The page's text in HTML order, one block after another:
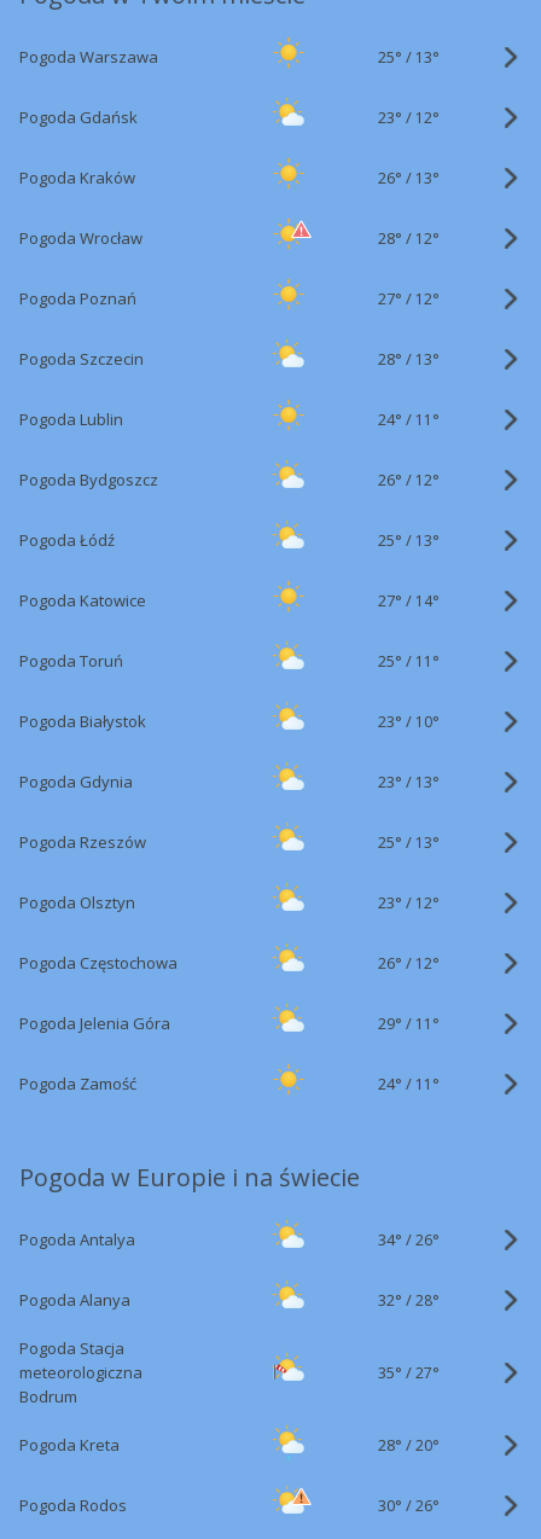
Pogoda Warszawa 25° / 13°
Pogoda Gdańsk 23° / 12°
Pogoda Kraków 26° / 13°
Pogoda Wrocław 28° / 12°
Pogoda Poznań 27° / 12°
Pogoda Szczecin 28° / 13°
Pogoda Lublin 24° / 11°
Pogoda Bydgoszcz 26° / 12°
Pogoda Łódź 25° / 13°
Pogoda Katowice 27° / 14°
Pogoda Toruń 25° / 11°
Pogoda Białystok 23° / 10°
Pogoda Gdynia 23° / 13°
Pogoda Rzeszów 25° / 13°
Pogoda Olsztyn 23° / 12°
Pogoda Częstochowa 26° / 12°
Pogoda Jelenia Góra 29° / 11°
Pogoda Zamość 24° / 11°
Pogoda w Europie i na świecie
Pogoda Antalya 34° /26°
Pogoda Alanya 32° /28°
Pogoda Stacja
meteorologiczna
Bodrum
35° /27°
Pogoda Kreta 28° /20°
Pogoda Rodos 30° /26°